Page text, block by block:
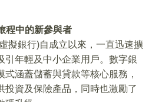
程中的新參與者
擬銀行)自成立以來，一直迅速擴
引年輕及中小企業用戶。數字銀
式涵蓋儲蓄與貸款等核心服務，
投資及保險產品，同時也激勵了